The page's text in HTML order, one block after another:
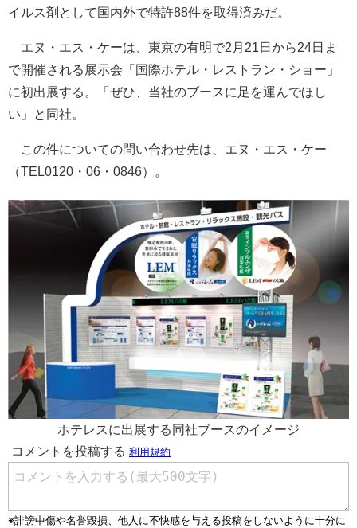
イルス剤として国内外で特許88件を取得済みだ。
エヌ・エス・ケーは、東京の有明で2月21日から24日ま
で開催される展示会「国際ホテル・レストラン・ショー」
に初出展する。「ぜひ、当社のブースに足を運んでほし
い」と同社。
この件についての問い合わせ先は、エヌ・エス・ケー
（TEL0120・06・0846）。
ホテレスに出展する同社ブースのイメージ